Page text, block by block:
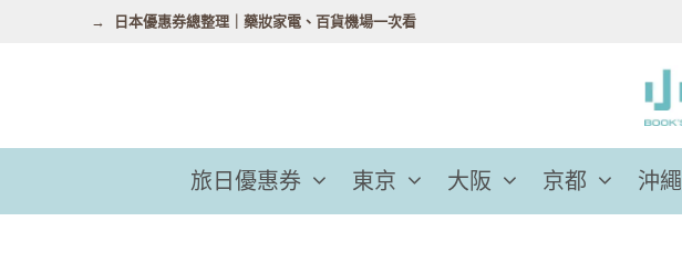
容
日本優惠券總整理｜藥妝家電、百貨機場一次看
旅日優惠券 東京 大阪 京都 沖繩